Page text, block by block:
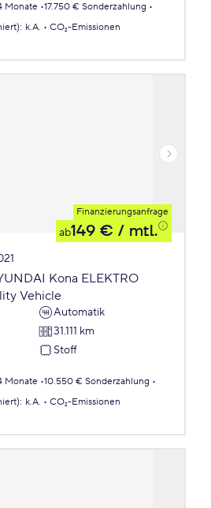
Monate 17.750 € Sonderzahlung
: k.A.
CO₂-Emissionen
Finanzierungsanfrage
ab149 € / mtl.
Kona ELEKTRO
Vehicle
Automatik
31.111 km
Stoff
Monate 10.550 € Sonderzahlung
: k.A.
CO₂-Emissionen